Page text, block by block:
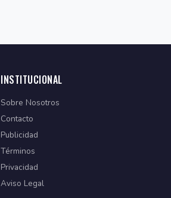
INSTITUCIONAL
Sobre Nosotros
Contacto
Publicidad
Términos
Privacidad
Aviso Legal